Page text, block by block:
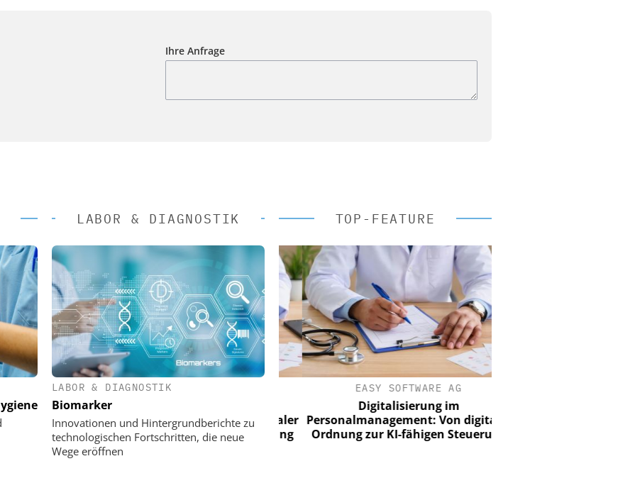
Ihre Anfrage
LABOR & DIAGNOSTIK
LABOR & DIAGNOSTIK
Biomarker
Innovationen und Hintergrundberichte zu
technologischen Fortschritten, die neue
Wege eröffnen
TOP-FEATURE
digitaler
EASY SOFTWARE AG
Personalmanagement: Von digitaler
Ordnung zur KI-fähigen Steuerung
EASY SOFTWARE AG
Digitalisierung im
Personalmanagement: Von digitaler
Ordnung zur KI-fähigen Steuerung